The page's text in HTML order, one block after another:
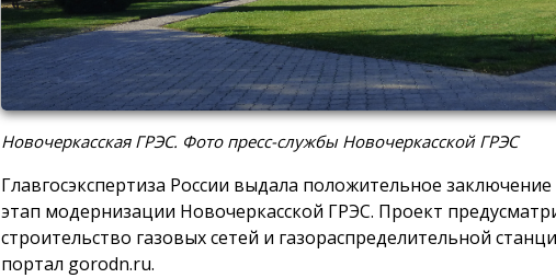
Новочеркасская ГРЭС. Фото пресс-службы Новочеркасской ГРЭС
Главгосэкспертиза России выдала положительное
этап модернизации Новочеркасской ГРЭС. Проект
строительство газовых сетей и газораспределительной
портал gorodn.ru.